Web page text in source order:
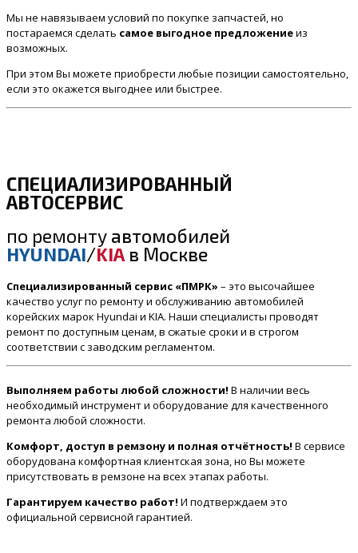
Мы не навязываем условий по покупке запчастей, но
постараемся сделать самое выгодное предложениеиз
возможных.
При этом Вы можете приобрести любые позиции самостоятельно,
если это окажется выгоднее или быстрее.
СПЕЦИАЛИЗИРОВАННЫЙ
АВТОСЕРВИС
по ремонту автомобилей
HYUNDAI/KIA в Москве
Специализированный сервис «ПМРК» – это высочайшее
качество услуг по ремонту и обслуживанию автомобилей
корейских марок Hyundai и KIA. Наши специалисты проводят
ремонт по доступным ценам, в сжатые сроки и в строгом
соответствии с заводским регламентом.
Выполняем работы любой сложности! В наличии весь
необходимый инструмент и оборудование для качественного
ремонта любой сложности.
Комфорт, доступ в ремзону и полная отчётность! В сервисе
оборудована комфортная клиентская зона, но Вы можете
присутствовать в ремзоне на всех этапах работы.
Гарантируем качество работ! И подтверждаем это
официальной сервисной гарантией.